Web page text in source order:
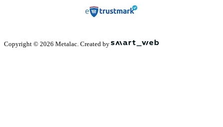
Copyright © 2026 Metalac. Created by